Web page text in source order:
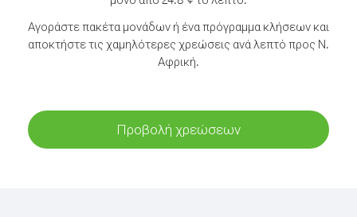
Αγοράστε πακέτα μονάδων ή ένα πρόγραμμα κλήσεων και
αποκτήστε τις χαμηλότερες χρεώσεις ανά λεπτό προς Ν.
Αφρική.
Προβολή χρεώσεων